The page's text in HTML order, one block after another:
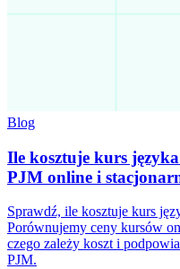
Blog
Ile kosztuje kurs
PJM online i
Sprawdź, ile kosztuje kurs
Porównujemy ceny kursów
czego zależy koszt i
PJM.